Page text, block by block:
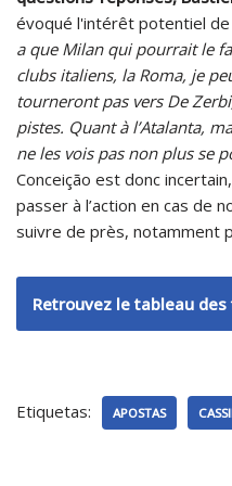
évoqué l'intérêt potentiel de
a que Milan qui pourrait le
clubs italiens, la Roma, je
tourneront pas vers De
pistes. Quant à l’Atalanta,
ne les vois pas non plus se
Conceição est donc
passer à l’action en cas de
suivre de près, notamment
Retrouvez le tableau
Etiquetas: APOSTAS